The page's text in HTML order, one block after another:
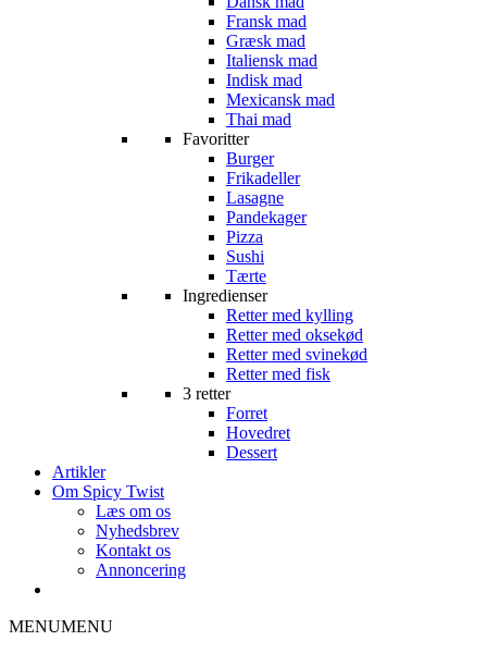
Fransk mad
Græsk mad
Italiensk mad
Indisk mad
Mexicansk mad
Thai mad
Favoritter
Burger
Frikadeller
Lasagne
Pandekager
Pizza
Sushi
Tærte
Ingredienser
Retter med kylling
Retter med oksekød
Retter med svinekød
Retter med fisk
3 retter
Forret
Hovedret
Dessert
Artikler
Om Spicy Twist
Læs om os
Nyhedsbrev
Kontakt os
Annoncering
MENUMENU